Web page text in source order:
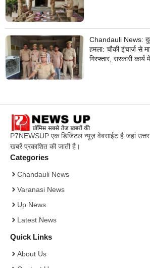
Chandauli News:
हमला: चौकी इंचार्ज से
गिरफ्तार, सरकारी कार्य
P7NEWSUP एक डिजिटल न्यूज़ वेबसाईट है जहां उत्तर
खबरें प्रकाशित की जाती है।
Categories
Chandauli News
Varanasi News
Up News
Latest News
Quick Links
About Us